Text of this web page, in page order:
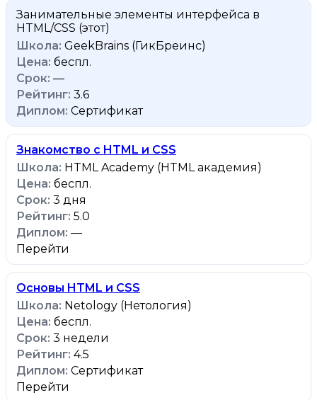
Занимательные элементы интерфейса в
HTML/CSS (этот)
GeekBrains (ГикБреинс)
беспл.
—
3.6
Сертификат
Знакомство с HTML и CSS
HTML Academy (HTML академия)
беспл.
3 дня
5.0
—
Перейти
Основы HTML и CSS
Netology (Нетология)
беспл.
3 недели
4.5
Сертификат
Перейти